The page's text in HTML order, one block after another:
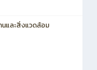
นและสิ่งแวดล้อม